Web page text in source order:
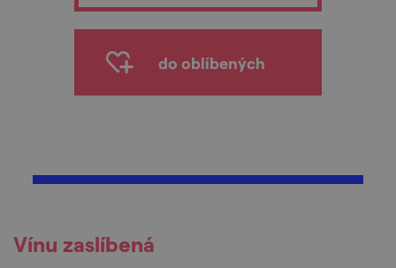
do oblíbených
Vínu zaslíbená